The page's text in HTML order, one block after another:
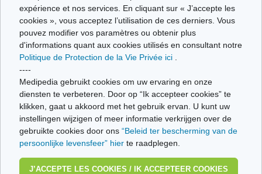
expérience et nos services. En cliquant sur « J’accepte les
cookies », vous acceptez l’utilisation de ces derniers. Vous
pouvez modifier vos paramètres ou obtenir plus
d'informations quant aux cookies utilisés en consultant notre
Politique de Protection de la Vie Privée ici
----
Medipedia gebruikt cookies om uw ervaring en onze
diensten te verbeteren. Door op “Ik accepteer cookies” te
klikken, gaat u akkoord met het gebruik ervan. U kunt uw
instellingen wijzigen of meer informatie verkrijgen over de
gebruikte cookies door ons “Beleid ter bescherming van de
persoonlijke levensfeer” hier te raadplegen.
J’ACCEPTE LES COOKIES / IK ACCEPTEER COOKIES
© Vivio sa, 2014-2026 - Tous droits réservés | Avenue Gustave Demeylaan 57 -
1160 Brussels